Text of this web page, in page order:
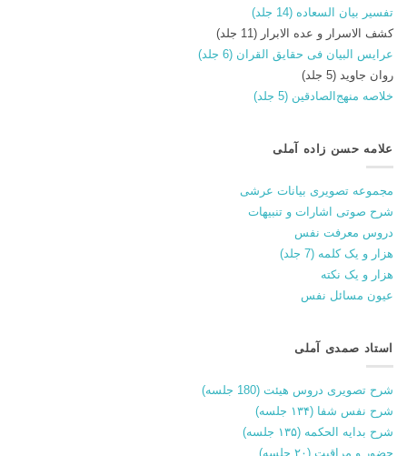
تفسیر بیان السعاده (14 جلد)
کشف الاسرار و عده الابرار (11 جلد)
عرایس البیان فی حقایق القران (6 جلد)
روان جاوید (5 جلد)
خلاصه منهج‌الصادقین (5 جلد)
علامه حسن زاده آملی
مجموعه تصویری بیانات عرشی
شرح صوتی اشارات و تنبیهات
دروس معرفت نفس
هزار و یک کلمه (7 جلد)
هزار و یک نکته
عیون مسائل نفس
استاد صمدی آملی
شرح تصویری دروس هیئت (180 جلسه)
شرح نفس شفا (۱۳۴ جلسه)
شرح بدایه الحکمه (۱۳۵ جلسه)
حضور و مراقبت (۲۰ جلسه)